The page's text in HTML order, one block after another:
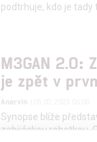
podtrhuje, kdo je tady
M3GAN 2.0:
je zpět v
Anarvin
Synopse blíže
zabijáckou robotkou.